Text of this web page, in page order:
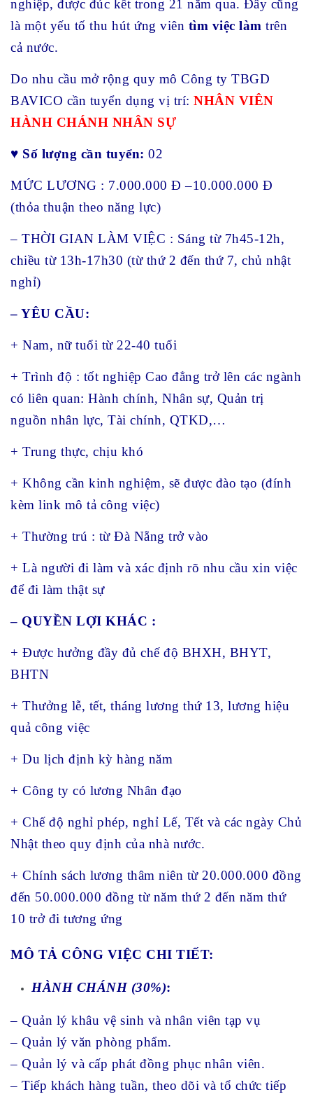
nghiệp, được đúc kết trong 21 năm qua. Đây cũng
là một yếu tố thu hút ứng viên tìm việc làm trên
cả nước.
Do nhu cầu mở rộng quy mô Công ty TBGD
BAVICO cần tuyển dụng vị trí: NHÂN VIÊN
HÀNH CHÁNH NHÂN SỰ
♥ Số lượng cần tuyển: 02
MỨC LƯƠNG : 7.000.000 Đ –10.000.000 Đ
(thỏa thuận theo năng lực)
– THỜI GIAN LÀM VIỆC : Sáng từ 7h45-12h,
chiều từ 13h-17h30 (từ thứ 2 đến thứ 7, chủ nhật
nghỉ)
– YÊU CẦU:
+ Nam, nữ tuổi từ 22-40 tuổi
+ Trình độ : tốt nghiệp Cao đẳng trở lên các ngành
có liên quan: Hành chính, Nhân sự, Quản trị
nguồn nhân lực, Tài chính, QTKD,…
+ Trung thực, chịu khó
+ Không cần kinh nghiệm, sẽ được đào tạo (đính
kèm link mô tả công việc)
+ Thường trú : từ Đà Nẵng trở vào
+ Là người đi làm và xác định rõ nhu cầu xin việc
để đi làm thật sự
– QUYỀN LỢI KHÁC :
+ Được hưởng đầy đủ chế độ BHXH, BHYT,
BHTN
+ Thưởng lễ, tết, tháng lương thứ 13, lương hiệu
quả công việc
+ Du lịch định kỳ hàng năm
+ Công ty có lương Nhân đạo
+ Chế độ nghỉ phép, nghỉ Lế, Tết và các ngày Chủ
Nhật theo quy định của nhà nước.
+ Chính sách lương thâm niên từ 20.000.000 đồng
đến 50.000.000 đồng từ năm thứ 2 đến năm thứ
10 trở đi tương ứng
MÔ TẢ CÔNG VIỆC CHI TIẾT:
HÀNH CHÁNH (30%)
– Quản lý khâu vệ sinh và nhân viên tạp vụ
– Quản lý văn phòng phẩm.
– Quản lý và cấp phát đồng phục nhân viên.
– Tiếp khách hàng tuần, theo dõi và tổ chức tiếp